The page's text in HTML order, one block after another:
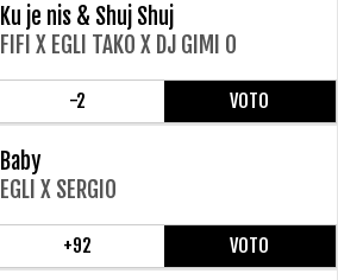
Ku je nis & Shuj Shuj
FIFI X EGLI TAKO X DJ GIMI O
-2 VOTO
Baby
EGLI X SERGIO
+92 VOTO